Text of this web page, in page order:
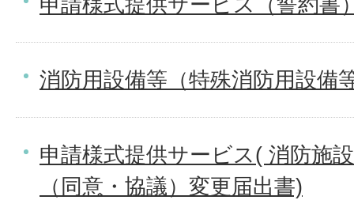
消防用設備等（特殊消防用設備
申請様式提供サービス( 消防施
（同意・協議）変更届出書)